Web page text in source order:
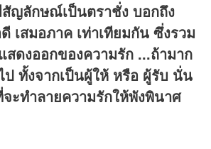
ญลักษณ์เป็นตราชั่ง บอกถึง
เสมอภาค เท่าเทียมกัน ซึ่งรวม
สดงออกของความรัก ...ถ้ามาก
ป ทั้งจากเป็นผู้ให้ หรือ ผู้รับ นั่น
ะทำลายความรักให้พังพินาศ